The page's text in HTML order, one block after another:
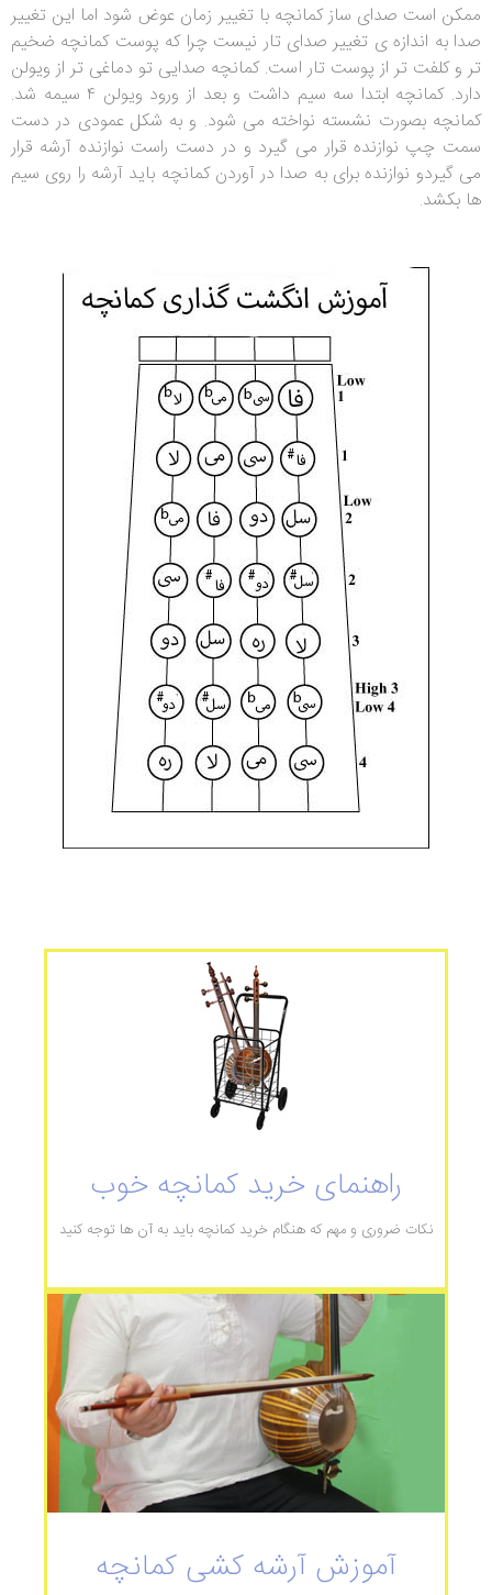
ممکن است صدای ساز کمانچه با تغییر زمان عوض شود اما این تغییر
صدا به اندازه ی تغییر صدای تار نیست چرا که پوست کمانچه ضخیم
تر و کلفت تر از پوست تار است. کمانچه صدایی تو دماغی تر از ویولن
دارد. کمانچه ابتدا سه سیم داشت و بعد از ورود ویولن ۴ سیمه شد.
کمانچه بصورت نشسته نواخته می شود. و به شکل عمودی در دست
سمت چپ نوازنده قرار می گیرد و در دست راست نوازنده آرشه قرار
می گیردو نوازنده برای به صدا در آوردن کمانچه باید آرشه را روی سیم
ها بکشد.
راهنمای خرید کمانچه خوب
نکات ضروری و مهم که هنگام خرید کمانچه باید به آن ها توجه کنید
آموزش آرشه کشی کمانچه